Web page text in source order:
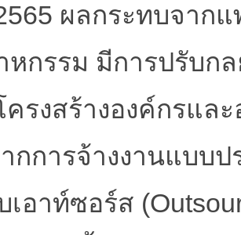
ผลกระทบจาก
หกรรม มีการปรับก
ครงสร้างองค์กรแล
กการจ้างงานแบบป
เอาท์ซอร์ส